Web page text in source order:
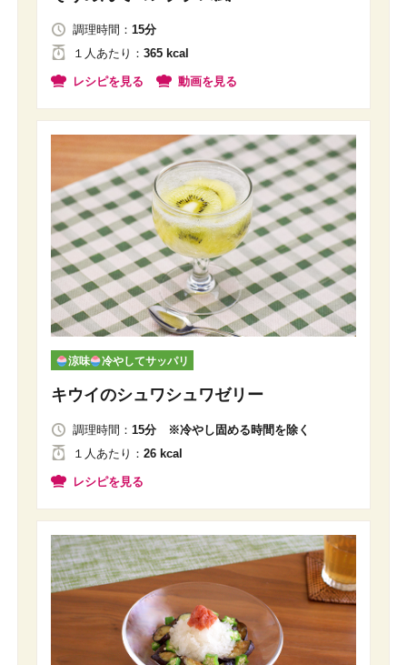
調理時間： 15分
１人あたり ： 365 kcal
レシピを見る 動画を見る
涼味 冷やしてサッパリ
キウイのシュワシュワゼリー
調理時間： 15分 ※冷やし固める時間を除く
１人あたり ： 26 kcal
レシピを見る